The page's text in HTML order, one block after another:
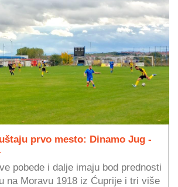
prvo mesto: Dinamo Jug -
pobede i dalje imaju bod prednosti
na Moravu 1918 iz Ćuprije i tri više